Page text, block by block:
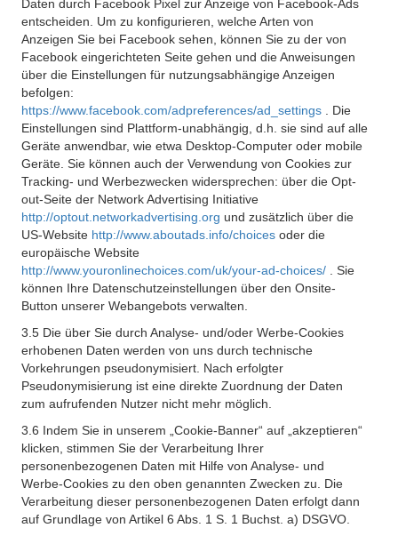
Daten durch Facebook Pixel zur Anzeige von Facebook-Ads
entscheiden. Um zu konfigurieren, welche Arten von
Anzeigen Sie bei Facebook sehen, können Sie zu der von
Facebook eingerichteten Seite gehen und die Anweisungen
über die Einstellungen für nutzungsabhängige Anzeigen
befolgen:
https://www.facebook.com/adpreferences/ad_settings
. Die
Einstellungen sind Plattform-unabhängig, d.h. sie sind auf alle
Geräte anwendbar, wie etwa Desktop-Computer oder mobile
Geräte. Sie können auch der Verwendung von Cookies zur
Tracking- und Werbezwecken widersprechen: über die Opt-
out-Seite der Network Advertising Initiative
http://optout.networkadvertising.org und zusätzlich über die
US-Website http://www.aboutads.info/choices oder die
europäische Website
http://www.youronlinechoices.com/uk/your-ad-choices/
. Sie
können Ihre Datenschutzeinstellungen über den Onsite-
Button unserer Webangebots verwalten.
3.5 Die über Sie durch Analyse- und/oder Werbe-Cookies
erhobenen Daten werden von uns durch technische
Vorkehrungen pseudonymisiert. Nach erfolgter
Pseudonymisierung ist eine direkte Zuordnung der Daten
zum aufrufenden Nutzer nicht mehr möglich.
3.6 Indem Sie in unserem „Cookie-Banner“ auf „akzeptieren“
klicken, stimmen Sie der Verarbeitung Ihrer
personenbezogenen Daten mit Hilfe von Analyse- und
Werbe-Cookies zu den oben genannten Zwecken zu. Die
Verarbeitung dieser personenbezogenen Daten erfolgt dann
auf Grundlage von Artikel 6 Abs. 1 S. 1 Buchst. a) DSGVO.